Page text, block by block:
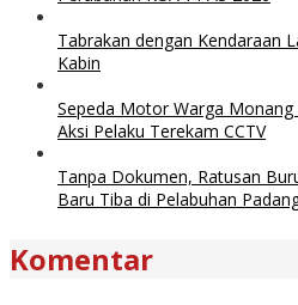
Tabrakan dengan Kendaraan
Kabin
Sepeda Motor Warga
Aksi Pelaku Terekam CCTV
Tanpa Dokumen, Ratusan
Baru Tiba di Pelabuhan
Komentar